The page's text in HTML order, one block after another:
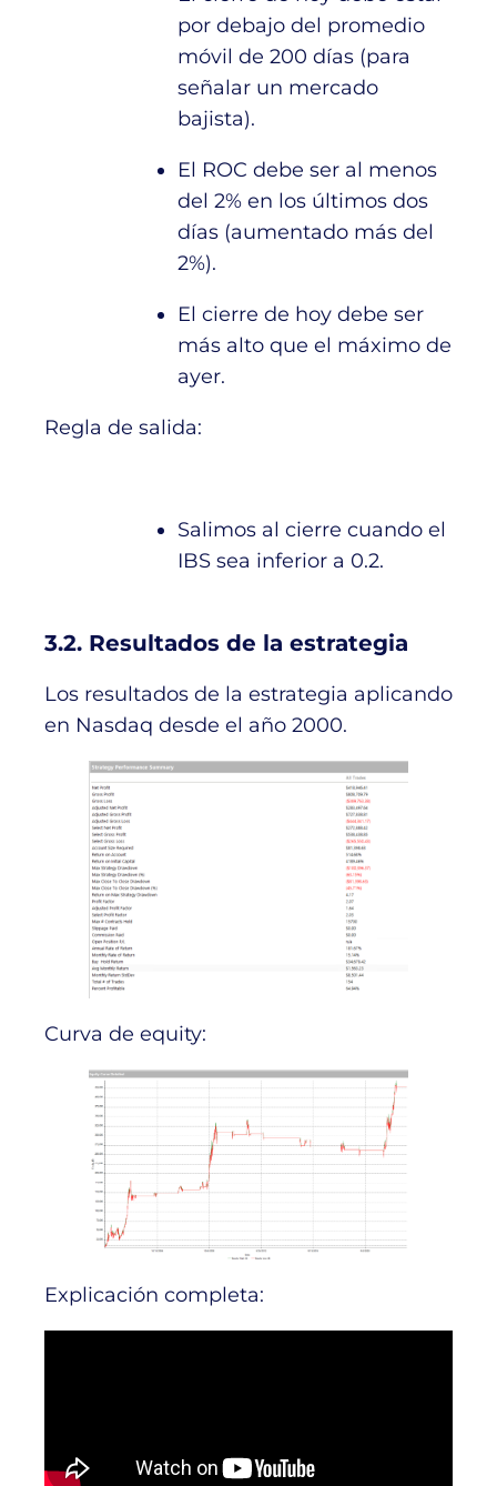
por debajo del promedio
móvil de 200 días (para
señalar un mercado
bajista).
El ROC debe ser al menos
del 2% en los últimos dos
días (aumentado más del
2%).
El cierre de hoy debe ser
más alto que el máximo de
ayer.
Regla de salida:
Salimos al cierre cuando el
IBS sea inferior a 0.2.
3.2. Resultados de la estrategia
Los resultados de la estrategia aplicando
en Nasdaq desde el año 2000.
Curva de equity:
Explicación completa: